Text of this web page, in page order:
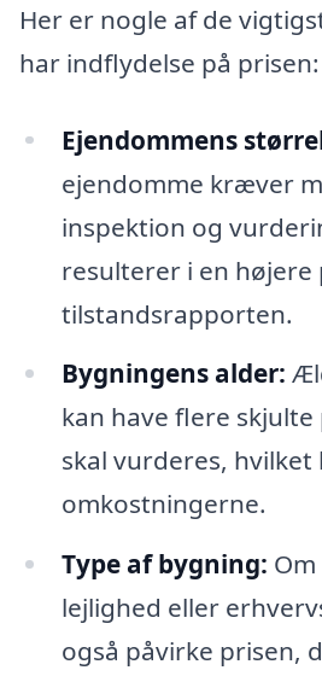
Her er nogle af de
har indflydelse på prisen:
Ejendommens
ejendomme kræver
inspektion og
resulterer i en højere
tilstandsrapporten.
Bygningens alder:
kan have flere
skal vurderes, hvilket
omkostningerne.
Type af bygning:
lejlighed eller
også påvirke prisen,